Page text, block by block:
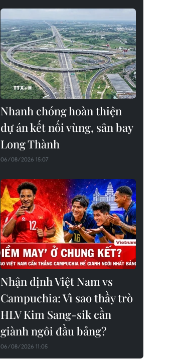
Nhanh chóng hoàn thiện
dự án kết nối vùng, sân bay
Long Thành
06/08/2026 15:07
Nhận định Việt Nam vs
Campuchia: Vì sao thầy trò
HLV Kim Sang-sik cần
giành ngôi đầu bảng?
06/08/2026 11:05